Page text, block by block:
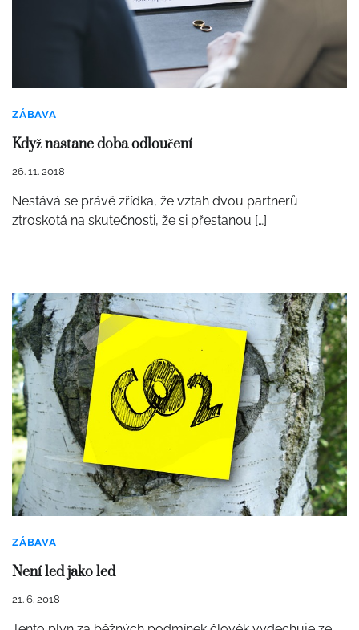
ZÁBAVA
Když nastane doba odloučení
26. 11. 2018
Nestává se právě zřídka, že vztah dvou partnerů
ztroskotá na skutečnosti, že si přestanou […]
ZÁBAVA
Není led jako led
21. 6. 2018